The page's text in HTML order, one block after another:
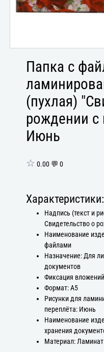
Папка с
(пухлая)
рождении с
Июнь
☆ 0.00 💬 0
Характеристики:
Надпись (текст и
Свидетельство о
Наименование
файлами
Назначение: Для
документов
Фиксация
Формат: А5
Рисунки для
переплёта: Июнь
Наименование
хранения
Материал: Ламинат